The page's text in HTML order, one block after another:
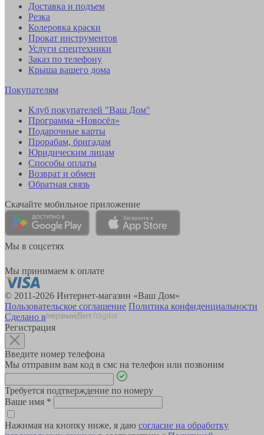
Доставка и подъем
Резка
Колеровка краски
Прокат инструментов
Услуги спецтехники
Заказ по телефону
Крыша вашего дома
Покупателям
Клуб покупателей "Ваш Дом"
Программа «Новосёл»
Подарочные карты
Прорабам, бригадам
Юридическим лицам
Способы оплаты
Возврат и обмен
Обратная связь
Скачайте мобильное приложение
Мы в соцсетях
Мы принимаем к оплате
© 2011-2026 Интернет-магазин «Ваш Дом»
Пользовательское соглашение Политика конфиденциальности
Сделано в
Регистрация
Введите номер телефона
Мы отправим вам код в смс на телефон или позвоним
Требуется подтверждение по номеру
Ваше имя *
Нажимая на кнопку ниже, я даю согласие на обработку